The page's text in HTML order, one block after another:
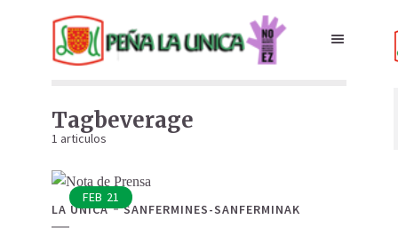
Tagbeverage
1 articulos
FEB 21
LA UNICA SANFERMINES-SANFERMINAK